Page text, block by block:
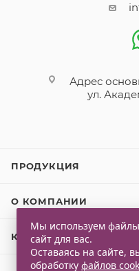
Адрес
ул.
ПРОДУКЦИЯ
О КОМПАНИИ
КЛИЕНТАМ
Мы используем
сайт для вас.
Оставаясь на сайте,
обработку файлов